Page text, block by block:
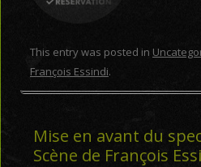
This entry was posted in
François Essindi.
Mise en avant du
Scène de François